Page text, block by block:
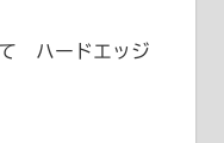
ハードエッジ